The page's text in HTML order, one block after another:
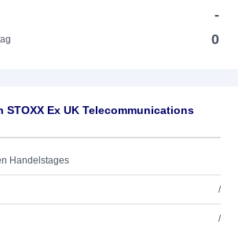
-
0
Ex UK Telecommunications
Handelstages
/
/